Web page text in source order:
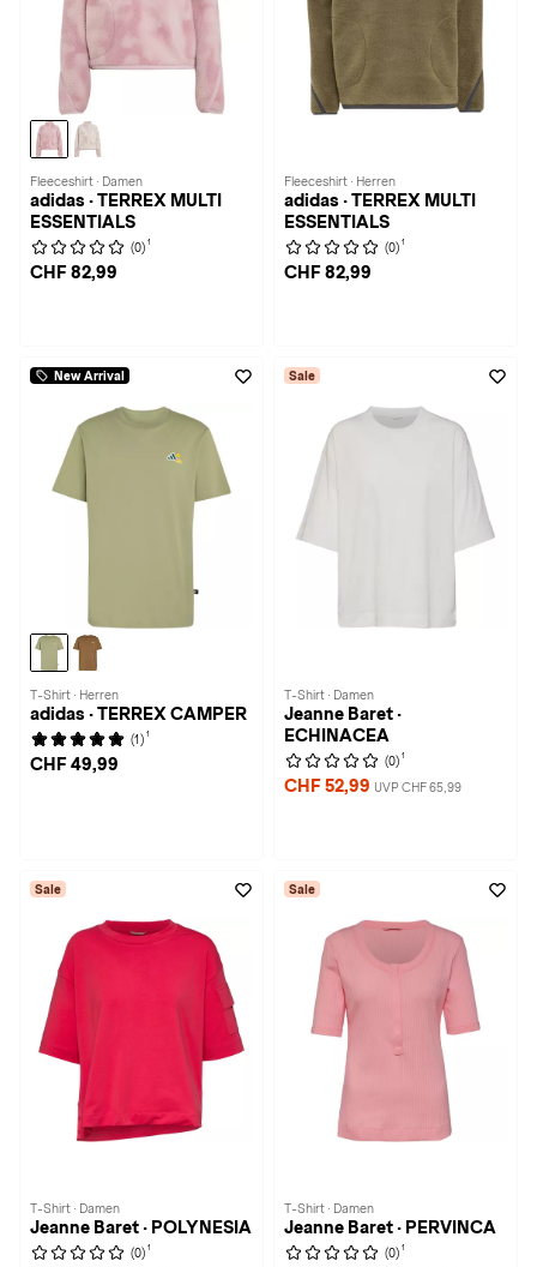
Fleeceshirt · Damen
adidas · TERREX MULTI
ESSENTIALS
(0) 1
CHF 82,99
Fleeceshirt · Herren
adidas · TERREX MULTI
ESSENTIALS
(0) 1
CHF 82,99
New Arrival
T-Shirt · Herren
adidas · TERREX CAMPER
(1) 1
CHF 49,99
Sale
T-Shirt · Damen
Jeanne Baret ·
ECHINACEA
(0) 1
CHF 52,99 UVP CHF 65,99
Sale
T-Shirt · Damen
Jeanne Baret · POLYNESIA
(0) 1
Sale
T-Shirt · Damen
Jeanne Baret · PERVINCA
(0) 1